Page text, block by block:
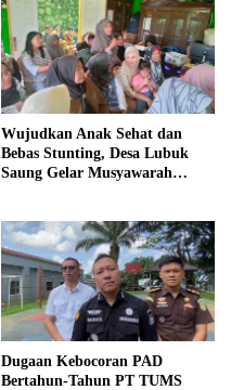
Wujudkan Anak Sehat dan
Bebas Stunting, Desa Lubuk
Saung Gelar Musyawarah
Dugaan Kebocoran PAD
Bertahun-Tahun PT TUMS